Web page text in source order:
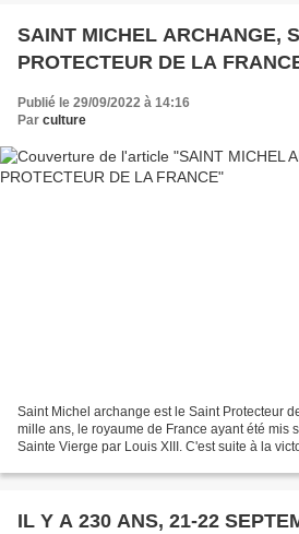
SAINT MICHEL ARCHANGE,
PROTECTEUR DE LA
Publié le 29/09/2022 à 14:16
Par culture
Saint Michel archange est le Saint Protecteur
mille ans, le royaume de France ayant été mis
Sainte Vierge par Louis XIII. C'est suite à la
IL Y A 230 ANS, 21-22